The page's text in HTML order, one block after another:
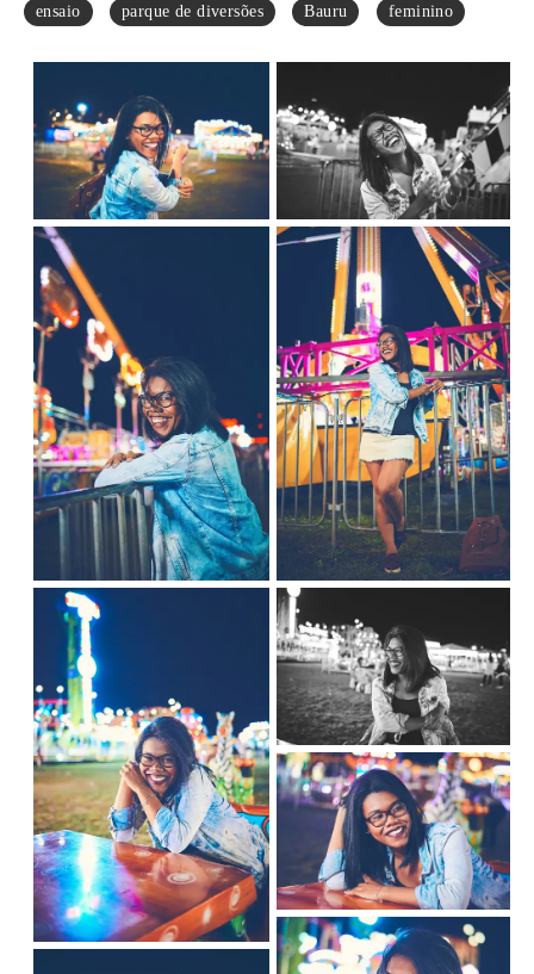
ensaio parque de diversões Bauru feminino